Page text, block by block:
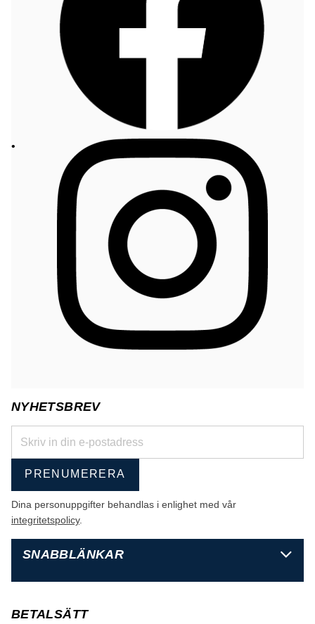
NYHETSBREV
PRENUMERERA
Dina personuppgifter behandlas i enlighet med vår
integritetspolicy.
SNABBLÄNKAR
BETALSÄTT